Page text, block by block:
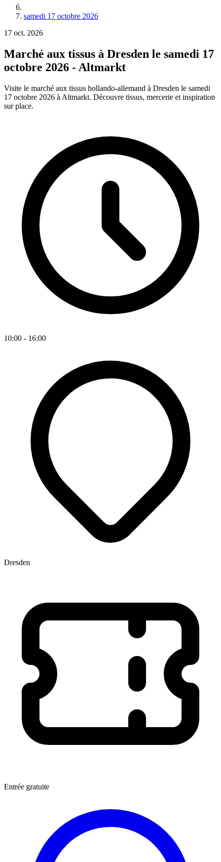
samedi 17 octobre 2026
17 oct. 2026
Marché aux tissus à Dresden le samedi 17
octobre 2026 - Altmarkt
Visite le marché aux tissus hollando-allemand à Dresden le samedi
17 octobre 2026 à Altmarkt. Découvre tissus, mercerie et inspiration
sur place.
10:00 - 16:00
Dresden
Entrée gratuite